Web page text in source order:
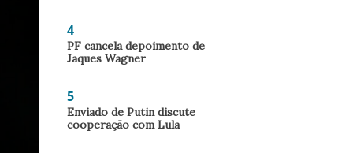
4
PF cancela depoimento de
Jaques Wagner
5
Enviado de Putin discute
cooperação com Lula